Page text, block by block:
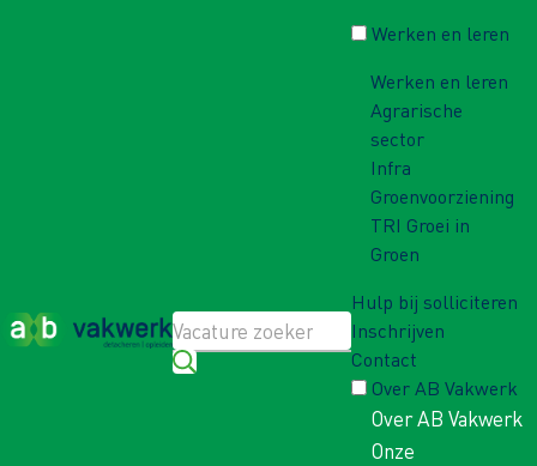
Werken en leren
Werken en leren
Agrarische
sector
Infra
Groenvoorziening
TRI Groei in
Groen
Hulp bij solliciteren
Inschrijven
Contact
Over AB Vakwerk
Over AB Vakwerk
Onze